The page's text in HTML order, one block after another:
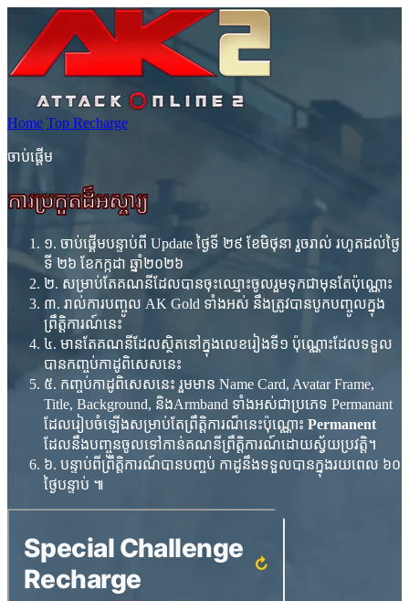
Home Top Recharge
ចាប់​ផ្តើម​
ការប្រកួតដ៏អស្ចារ្យ
១. ​ចាប់​ផ្តើម​បន្ទាប់​ពី Update ​ថ្ងៃ​ទី​ ២៩​ ខែ​មិថុនា​ រួចរាល់ រហូត​ដល់​ថ្ងៃ​
ទី​ ២៦ ខែ​កក្កដា​ ឆ្នាំ​២០២៦
២. សម្រាប់​តែ​គណនី​ដែល​បាន​ចុះ​ឈ្មោះ​ចូល​រួម​ទុក​ជាមុន​តែប៉ុណ្ណោះ
៣. រាល់​ការបញ្ចូល​ AK Gold ទាំង​អស់​ នឹង​ត្រូវ​បាន​បូក​បញ្ចូល​ក្នុង​
ព្រឹត្តិការណ៍​នេះ​
៤. មាន​តែ​គណនី​ដែល​ស្ថិត​នៅ​ក្នុង​លេខ​រៀង​ទី​១ ប៉ុណ្ណោះ​ដែល​​ទទួល​
បាន​កញ្ចប់​កាដូ​ពិសេស​នេះ
៥.​ កញ្ចប់​កាដូ​ពិសេស​នេះ​ រួម​មាន​ Name Card, Avatar Frame,
Title, Background, និង​Armband ទាំង​អស់​​ជា​ប្រភេទ​ Permanant
ដែលរៀបចំឡើងសម្រាប់តែព្រឹត្តិការណ៏នេះប៉ុណ្ណោះ Permanent
ដែលនឹងបញ្ចូនចូលទៅកាន់គណនីព្រឹត្តិការណ៍ដោយស្វ័យប្រវត្តិ។
៦. បន្ទាប់​ពី​ព្រឹត្តិ​ការណ៍​បាន​បញ្ចប់​ កាដូ​នឹង​ទទួល​បាន​ក្នុង​រយ​ពេល​ ៦០​
ថ្ងៃ​បន្ទាប់​ ៕